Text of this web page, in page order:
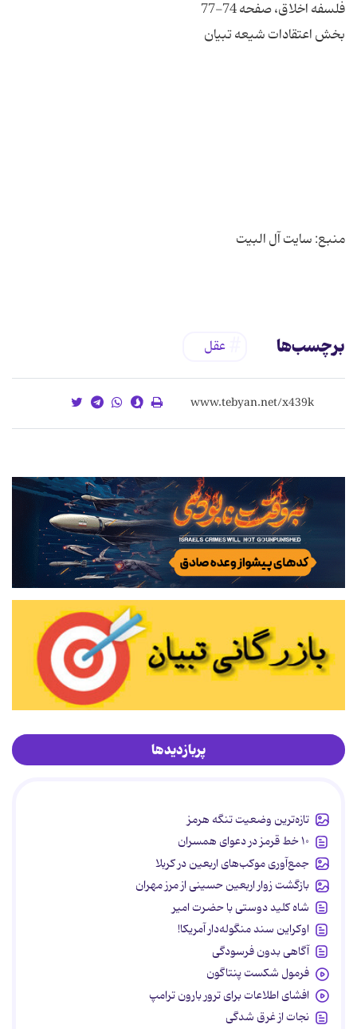
برچسب‌ها عقل
پربازدیدها
تازه‌ترین وضعیت تنگه هرمز
۱۰ خط قرمز در دعوای همسران
جمع‌آوری موکب‌های اربعین در کربلا
بازگشت زوار اربعین حسینی از مرز مهران
شاه کلید دوستی با حضرت امیر
اوکراین سند منگوله‌دار آمریکا!
آگاهی بدون فرسودگی
فرمول شکست پنتاگون
افشای اطلاعات برای ترور بارون ترامپ
نجات از غرق شدگی